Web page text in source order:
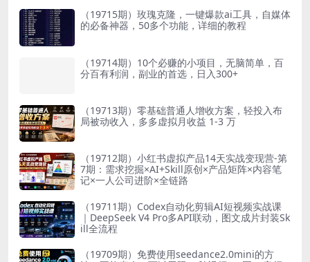
（19715期）玫瑰克隆，一键爆款ai工具，自媒体
的必备神器，50多个功能，详细的教程
（19714期）10个必赚的小项目，无脑简单，百
分百有利润，副业的首选，日入300+
（19713期）零基础普通人增收方案，轻投入布
局被动收入，多多虚拟月收益 1-3 万
（19712期）小红书虚拟产品14天实战变现营-第
7期：需求挖掘×AI+Skill原创×产品矩阵×内容笔
记×一人公司进阶×全链路
（19711期）Codex自动化剪辑AI短视频实战课
｜DeepSeek V4 Pro多API联动，图文成片封装Sk
ill全流程
（19709期）免费使用seedance2.0mini的方